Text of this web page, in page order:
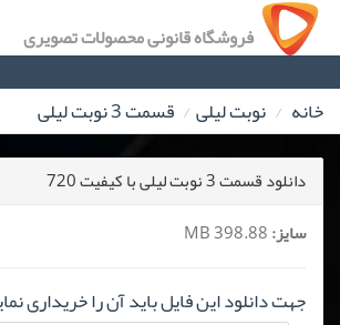
فروشگاه قانونی محصولات تصویری
خانه نوبت لیلی قسمت 3 نوبت لیلی
دانلود قسمت 3 نوبت لیلی با کیفیت 720
سایز:
جهت دانلود این فایل باید آن را خریداری